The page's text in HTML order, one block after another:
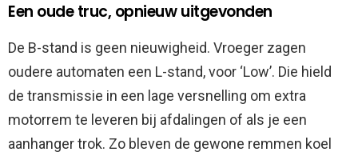
Een oude truc, opnieuw uitgevonden
De B-stand is geen nieuwigheid. Vroeger zagen
oudere automaten een L-stand, voor ‘Low’. Die hield
de transmissie in een lage versnelling om extra
motorrem te leveren bij afdalingen of als je een
aanhanger trok. Zo bleven de gewone remmen koel